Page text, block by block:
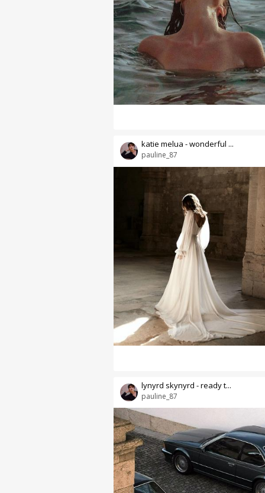
pauline_87
katie melua - wonderful ...
pauline_87
lynyrd skynyrd - ready t...